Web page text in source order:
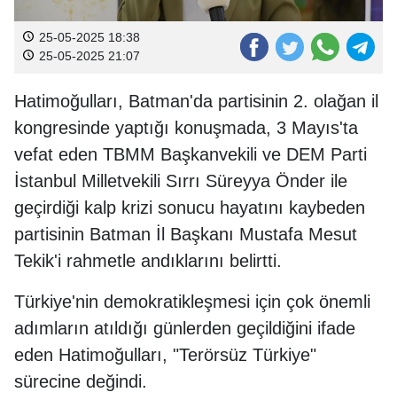
25-05-2025 18:38
25-05-2025 21:07
Hatimoğulları, Batman'da partisinin 2. olağan il
kongresinde yaptığı konuşmada, 3 Mayıs'ta
vefat eden TBMM Başkanvekili ve DEM Parti
İstanbul Milletvekili Sırrı Süreyya Önder ile
geçirdiği kalp krizi sonucu hayatını kaybeden
partisinin Batman İl Başkanı Mustafa Mesut
Tekik'i rahmetle andıklarını belirtti.
Türkiye'nin demokratikleşmesi için çok önemli
adımların atıldığı günlerden geçildiğini ifade
eden Hatimoğulları, "Terörsüz Türkiye"
sürecine değindi.